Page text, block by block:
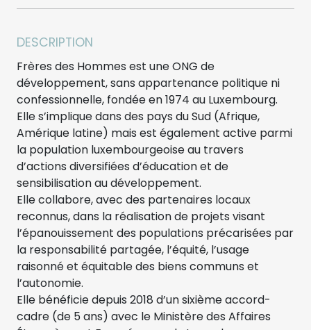
DESCRIPTION
Frères des Hommes est une ONG de
développement, sans appartenance politique ni
confessionnelle, fondée en 1974 au Luxembourg.
Elle s’implique dans des pays du Sud (Afrique,
Amérique latine) mais est également active parmi
la population luxembourgeoise au travers
d’actions diversifiées d’éducation et de
sensibilisation au développement.
Elle collabore, avec des partenaires locaux
reconnus, dans la réalisation de projets visant
l’épanouissement des populations précarisées par
la responsabilité partagée, l’équité, l’usage
raisonné et équitable des biens communs et
l’autonomie.
Elle bénéficie depuis 2018 d’un sixième accord-
cadre (de 5 ans) avec le Ministère des Affaires